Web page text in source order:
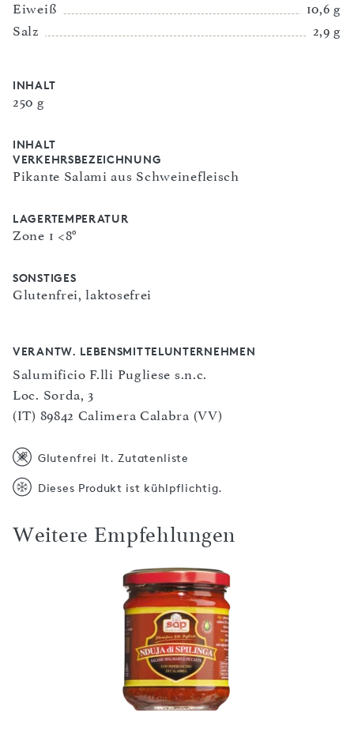
Eiweiß
10,6 g
Salz
2,9 g
INHALT
250 g
INHALT
VERKEHRSBEZEICHNUNG
Pikante Salami aus Schweinefleisch
LAGERTEMPERATUR
Zone 1 <8°
SONSTIGES
Glutenfrei, laktosefrei
VERANTW. LEBENSMITTELUNTERNEHMEN
Salumificio F.lli Pugliese s.n.c.
Loc. Sorda, 3
(IT) 89842 Calimera Calabra (VV)
Glutenfrei lt. Zutatenliste
Dieses Produkt ist kühlpflichtig.
Weitere Empfehlungen